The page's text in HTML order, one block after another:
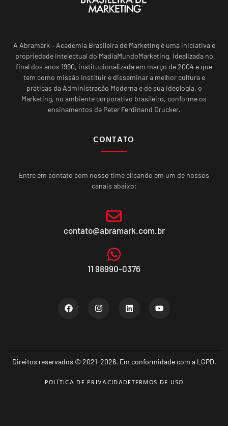
A Abramark – Academia Brasileira de Marketing é uma iniciativa e
propriedade intelectual do MadiaMundoMarketing, idealizada no
final dos anos 1990, institucionalizada em março de 2004 e que
tem como missão instituir e disseminar a melhor cultura e
práticas da Administração Moderna e de sua ideologia, o
Marketing, no ambiente corporativo brasileiro, conforme os
ensinamentos de Peter Ferdinand Drucker.
CONTATO
Entre em contato com nosso time clicando em um de nossos
canais abaixo:
contato@abramark.com.br
11 98990-0376
Direitos reservados © 2021-2026. Em conformidade com a LGPD.
POLÍTICA DE PRIVACIDADETERMOS DE USO